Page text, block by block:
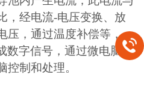
，经电流-电压变换、放
压，通过温度补偿等，
数字信号，通过微电脑显
控制和处理。